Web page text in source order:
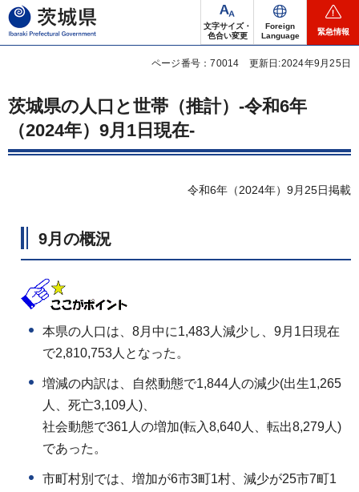
茨城県
文字サイズ・
色合い変更
Foreign
Language
緊急情報
ページ番号：70014 更新日:2024年9月25日
茨城県の人口と世帯（推計）-令和6年
（2024年）9月1日現在-
令和6年（2024年）9月25日掲載
9月の概況
本県の人口は、8月中に1,483人減少し、9月1日現在
で2,810,753人となった。
増減の内訳は、自然動態で1,844人の減少(出生1,265
人、死亡3,109人)、
社会動態で361人の増加(転入8,640人、転出8,279人)
であった。
市町村別では、増加が6市3町1村、減少が25市7町1